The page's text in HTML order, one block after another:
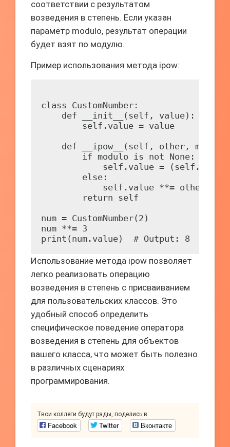
соответствии с результатом
возведения в степень. Если указан
параметр modulo, результат операции
будет взят по модулю.
Пример использования метода ipow:
class CustomNumber:
    def __init__(self, value):
        self.value = value
def __ipow__(self, other,
        if modulo is not None:
self.value = (self.value
        else:
            self.value **= other
        return self
num = CustomNumber(2)
num **= 3
Использование метода ipow позволяет
легко реализовать операцию
возведения в степень с присваиванием
для пользовательских классов. Это
удобный способ определить
специфическое поведение оператора
возведения в степень для объектов
вашего класса, что может быть полезно
в различных сценариях
программирования.
Твои коллеги будут рады, поделись в
Facebook Twitter Вконтакте